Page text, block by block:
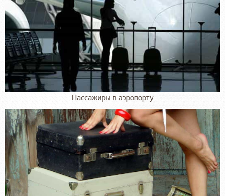
Пассажиры в аэропорту